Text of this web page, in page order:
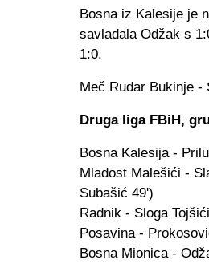
Bosna iz Kalesije je
savladala Odžak s
1:0.
Meč Rudar Bukinje -
Druga liga FBiH,
Bosna Kalesija -
Mladost Malešići -
Subašić 49')
Radnik - Sloga
Posavina -
Bosna Mionica -